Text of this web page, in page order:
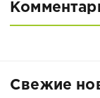
Свежие